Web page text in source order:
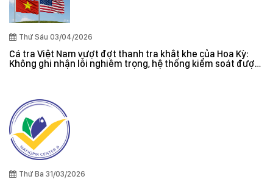
Thứ Sáu 03/04/2026
Cá tra Việt Nam vượt đợt thanh tra khắt khe của Hoa Kỳ:
Không ghi nhận lỗi nghiêm trọng, hệ thống kiểm soát được
Thứ Ba 31/03/2026